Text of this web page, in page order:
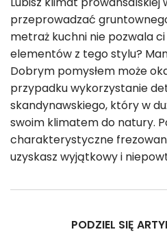
przeprowadzać
metraż kuchni nie pozwala
elementów z tego stylu?
Dobrym pomysłem może
przypadku wykorzystanie
skandynawskiego, który w
swoim klimatem do natury.
charakterystyczne
uzyskasz wyjątkowy i
PODZIEL SIĘ